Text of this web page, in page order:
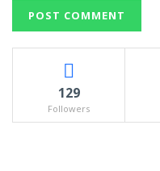
129
Followers